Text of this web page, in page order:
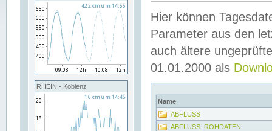
RHEIN - Koblenz
Hier können
Parameter aus den
auch ältere
01.01.2000 als
Name
ABFLUSS
ABFLUSS_ROHDATEN